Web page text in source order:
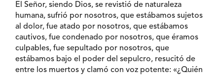
El Señor, siendo Dios, se revistió de naturaleza
humana, sufrió por nosotros, que estábamos sujetos
al dolor, fue atado por nosotros, que estábamos
cautivos, fue condenado por nosotros, que éramos
culpables, fue sepultado por nosotros, que
estábamos bajo el poder del sepulcro, resucitó de
entre los muertos y clamó con voz potente: «¿Quién